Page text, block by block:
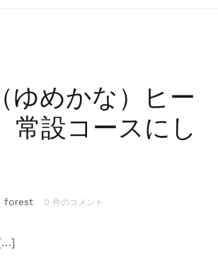
ゆめかな）ヒー
常設コースにし
forest 0 件のコメント